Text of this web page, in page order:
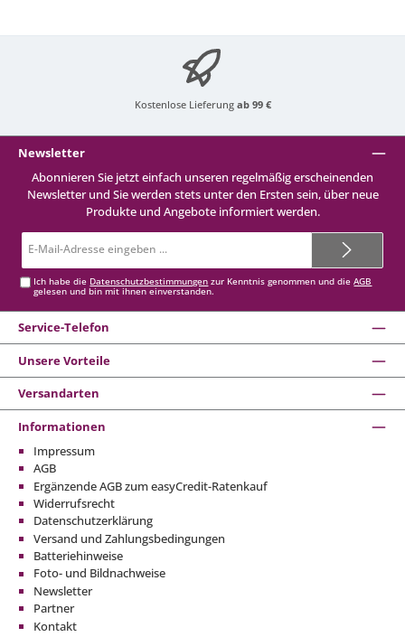
Kostenlose Lieferung ab 99 €
Newsletter
Abonnieren Sie jetzt einfach unseren regelmäßig erscheinenden
Newsletter und Sie werden stets unter den Ersten sein, über neue
Produkte und Angebote informiert werden.
Mail-
Ich habe die Datenschutzbestimmungen zur Kenntnis genommen und dieAGB
gelesen und bin mit ihnen einverstanden.
Service-Telefon
Unsere Vorteile
Versandarten
Informationen
Impressum
AGB
Ergänzende AGB zum easyCredit-Ratenkauf
Widerrufsrecht
Datenschutzerklärung
Versand und Zahlungsbedingungen
Batteriehinweise
Foto- und Bildnachweise
Newsletter
Partner
Kontakt